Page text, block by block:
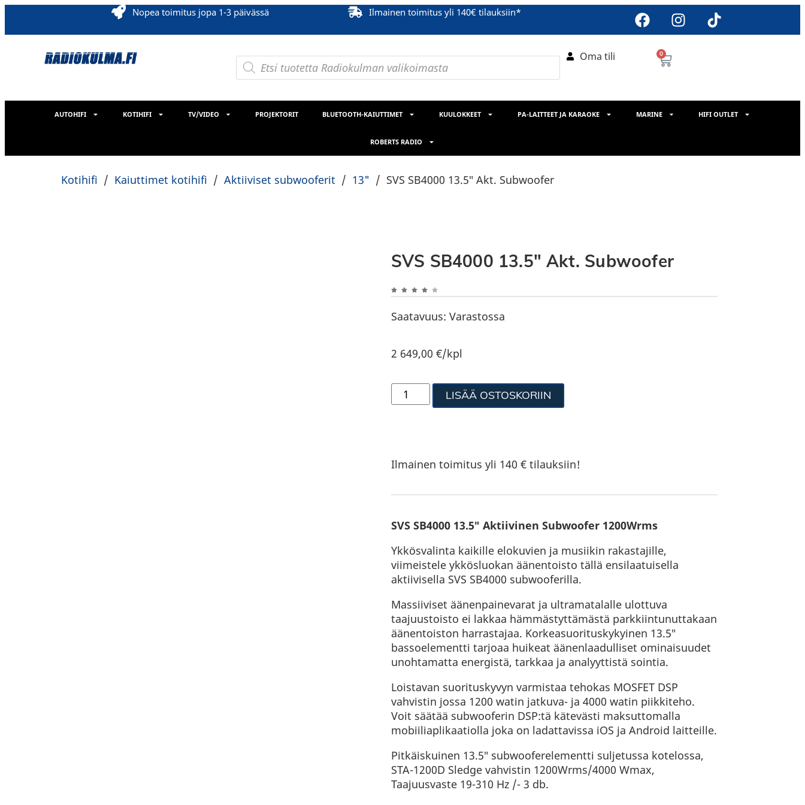
Nopea toimitus jopa 1-3 päivässä Ilmainen toimitus yli 140€ tilauksiin*
Oma tili 0
AUTOHIFI KOTIHIFI TV/VIDEO PROJEKTORIT BLUETOOTH-KAIUTTIMET KUULOKKEET PA-LAITTEET JA KARAOKE MARINE HIFI OUTLET
ROBERTS RADIO
Kotihifi / Kaiuttimet kotihifi / Aktiiviset subwooferit / 13" / SVS SB4000 13.5″ Akt. Subwoofer
SVS SB4000 13.5″ Akt. Subwoofer
Saatavuus: Varastossa
2 649,00 €/kpl
LISÄÄ OSTOSKORIIN
Ilmainen toimitus yli 140 € tilauksiin!
SVS SB4000 13.5″ Aktiivinen Subwoofer 1200Wrms
Ykkösvalinta kaikille elokuvien ja musiikin rakastajille,
viimeistele ykkösluokan äänentoisto tällä ensilaatuisella
aktiivisella SVS SB4000 subwooferilla.
Massiiviset äänenpainevarat ja ultramatalalle ulottuva
taajuustoisto ei lakkaa hämmästyttämästä parkkiintunuttakaan
äänentoiston harrastajaa. Korkeasuorituskykyinen 13.5″
bassoelementti tarjoaa huikeat äänenlaadulliset ominaisuudet
unohtamatta energistä, tarkkaa ja analyyttistä sointia.
Loistavan suorituskyvyn varmistaa tehokas MOSFET DSP
vahvistin jossa 1200 watin jatkuva- ja 4000 watin piikkiteho.
Voit säätää subwooferin DSP:tä kätevästi maksuttomalla
mobiiliaplikaatiolla joka on ladattavissa iOS ja Android laitteille.
Pitkäiskuinen 13.5″ subwooferelementti suljetussa kotelossa,
STA-1200D Sledge vahvistin 1200Wrms/4000 Wmax,
Taajuusvaste 19-310 Hz /- 3 db.